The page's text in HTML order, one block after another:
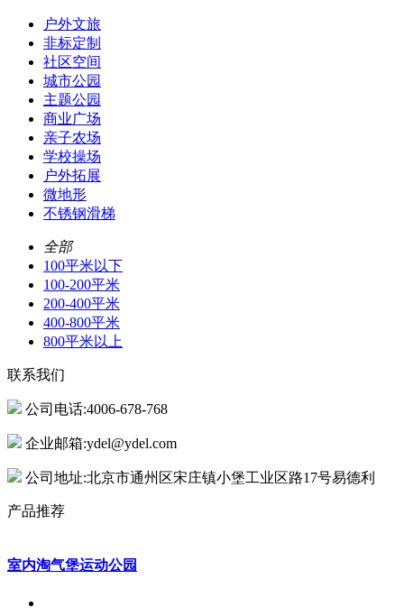
户外文旅
非标定制
社区空间
城市公园
主题公园
商业广场
亲子农场
学校操场
户外拓展
微地形
不锈钢滑梯
全部
100平米以下
100-200平米
200-400平米
400-800平米
800平米以上
联系我们
公司电话:4006-678-768
企业邮箱:ydel@ydel.com
公司地址:北京市通州区宋庄镇小堡工业区路17号易德利
产品推荐
室内淘气堡运动公园